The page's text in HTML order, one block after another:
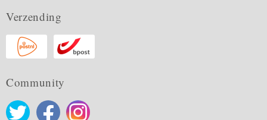
Verzending
Community